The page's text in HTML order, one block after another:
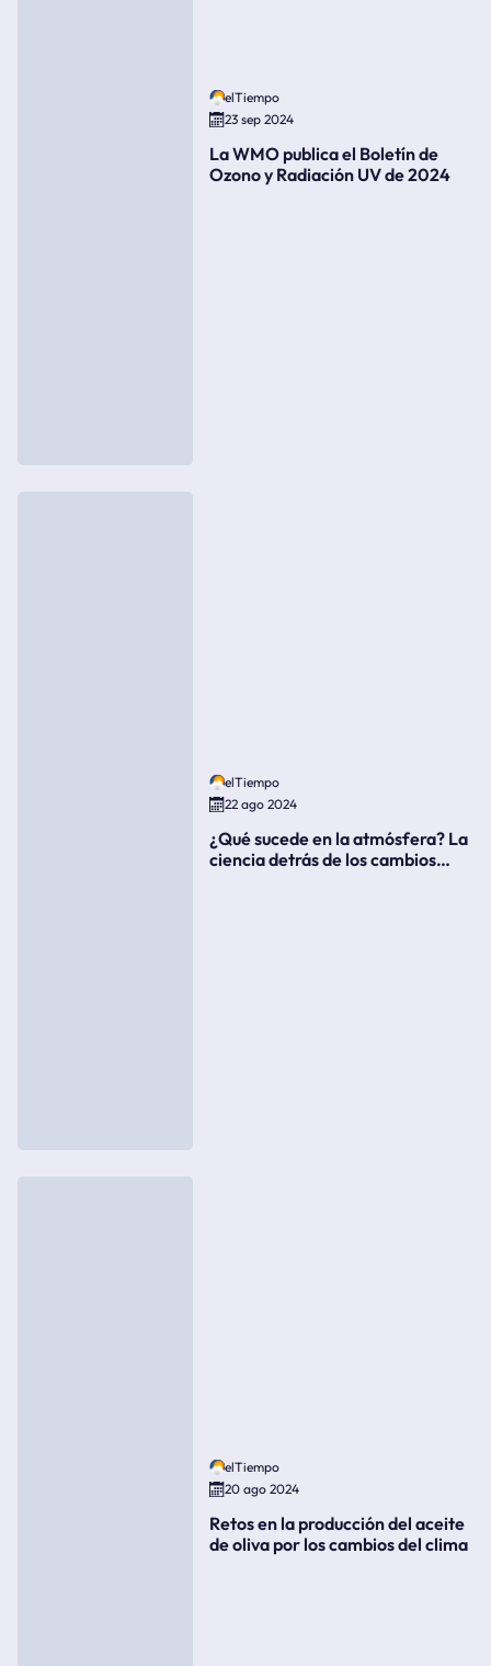
elTiempo
23 sep 2024
La WMO publica el Boletín de
Ozono y Radiación UV de 2024
elTiempo
22 ago 2024
¿Qué sucede en la atmósfera? La
ciencia detrás de los cambios
elTiempo
20 ago 2024
Retos en la producción del aceite
de oliva por los cambios del clima